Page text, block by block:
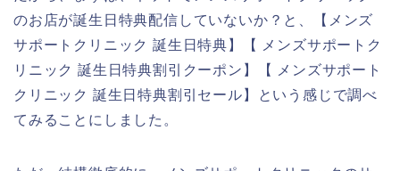
のお店が誕生日特典配信していないか？と、【メンズ
サポートクリニック 誕生日特典】【 メンズサポートク
リニック 誕生日特典割引クーポン】【 メンズサポート
クリニック 誕生日特典割引セール】という感じで調べ
てみることにしました。